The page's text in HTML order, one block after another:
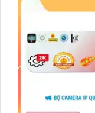
lượng hình ảnh
giúp tiết kiệm chi